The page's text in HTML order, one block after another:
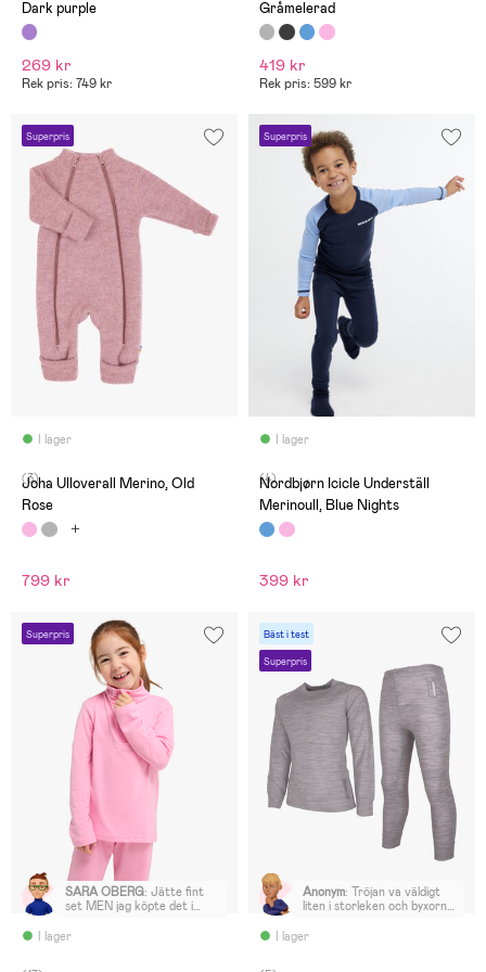
Dark purple
269 kr
Rek pris: 749 kr
Gråmelerad
419 kr
Rek pris: 599 kr
Superpris
I lager
(3)
Joha Ulloverall Merino, Old
Rose
799 kr
Superpris
I lager
(4)
Nordbjørn Icicle Underställ
Merinoull, Blue Nights
399 kr
Superpris
I lager
SARA ÖBERG: Jätte fint
set MEN jag köpte det i
fleeceset” som man har som
Bäst i test
Superpris
I lager
Anonym: Tröjan va väldigt
liten i storleken och byxorna
proponerligt med varandra.